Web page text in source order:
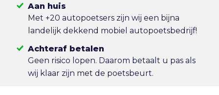
Aan huis
Met +20 autopoetsers zijn wij een bijna
landelijk dekkend mobiel autopoetsbedrijf!
Achteraf betalen
Geen risico lopen. Daarom betaalt u pas als
wij klaar zijn met de poetsbeurt.